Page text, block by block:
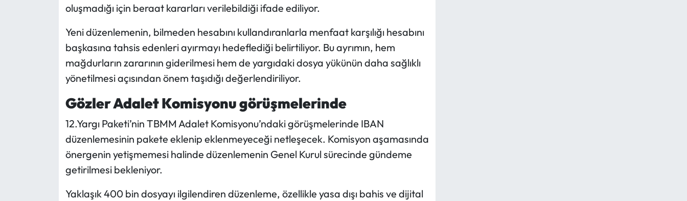
oluşmadığı için beraat kararları verilebildiği ifade ediliyor.
Yeni düzenlemenin, bilmeden hesabını kullandıranlarla menfaat karşılığı hesabını
başkasına tahsis edenleri ayırmayı hedeflediği belirtiliyor. Bu ayrımın, hem
mağdurların zararının giderilmesi hem de yargıdaki dosya yükünün daha sağlıklı
yönetilmesi açısından önem taşıdığı değerlendiriliyor.
Gözler Adalet Komisyonu görüşmelerinde
12.Yargı Paketi’nin TBMM Adalet Komisyonu’ndaki görüşmelerinde IBAN
düzenlemesinin pakete eklenip eklenmeyeceği netleşecek. Komisyon aşamasında
önergenin yetişmemesi halinde düzenlemenin Genel Kurul sürecinde gündeme
getirilmesi bekleniyor.
Yaklaşık 400 bin dosyayı ilgilendiren düzenleme, özellikle yasa dışı bahis ve dijital